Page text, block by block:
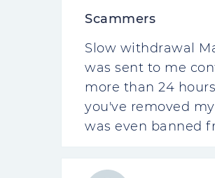
Scammers
Slow withdrawal
was sent to me
more than 24
you've removed
was even banned